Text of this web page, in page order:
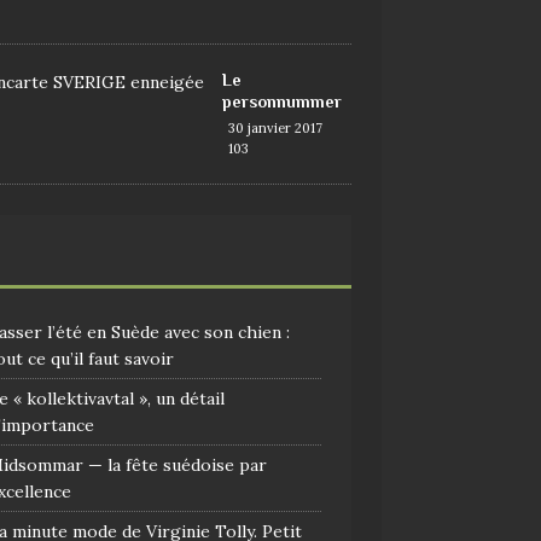
Le
personnummer
30 janvier 2017
103
l’été en Suède avec son chien :
ce qu’il faut savoir
« kollektivavtal », un détail
— la fête suédoise par
minute mode de Virginie Tolly. Petit